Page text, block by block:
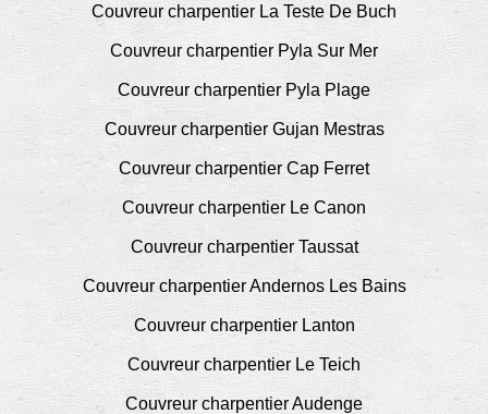
Couvreur charpentier La Teste De Buch
Couvreur charpentier Pyla Sur Mer
Couvreur charpentier Pyla Plage
Couvreur charpentier Gujan Mestras
Couvreur charpentier Cap Ferret
Couvreur charpentier Le Canon
Couvreur charpentier Taussat
Couvreur charpentier Andernos Les Bains
Couvreur charpentier Lanton
Couvreur charpentier Le Teich
Couvreur charpentier Audenge